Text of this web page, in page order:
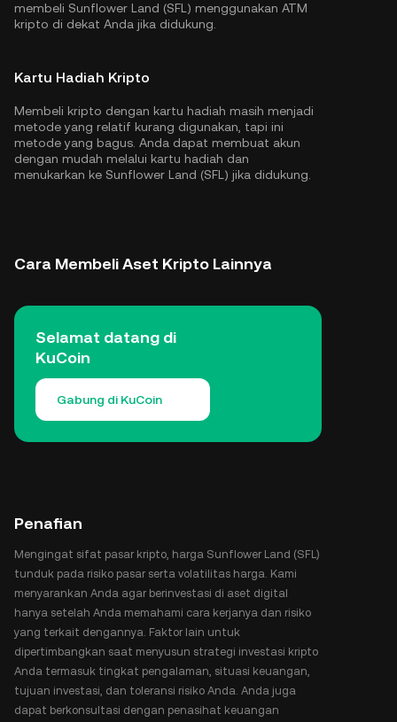
membeli Sunflower Land (SFL) menggunakan ATM
kripto di dekat Anda jika didukung.
Kartu Hadiah Kripto
Membeli kripto dengan kartu hadiah masih menjadi
metode yang relatif kurang digunakan, tapi ini
metode yang bagus. Anda dapat membuat akun
dengan mudah melalui kartu hadiah dan
menukarkan ke Sunflower Land (SFL) jika didukung.
Cara Membeli Aset Kripto Lainnya
Selamat datang di
KuCoin
Gabung di KuCoin
Penafian
Mengingat sifat pasar kripto, harga Sunflower Land (SFL)
tunduk pada risiko pasar serta volatilitas harga. Kami
menyarankan Anda agar berinvestasi di aset digital
hanya setelah Anda memahami cara kerjanya dan risiko
yang terkait dengannya. Faktor lain untuk
dipertimbangkan saat menyusun strategi investasi kripto
Anda termasuk tingkat pengalaman, situasi keuangan,
tujuan investasi, dan toleransi risiko Anda. Anda juga
dapat berkonsultasi dengan penasihat keuangan